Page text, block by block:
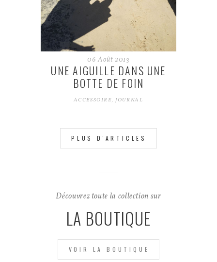
06 Août 2013
UNE AIGUILLE DANS UNE
BOTTE DE FOIN
ACCESSOIRE,JOURNAL
PLUS D'ARTICLES
Découvrez toute la collection sur
LA BOUTIQUE
VOIR LA BOUTIQUE